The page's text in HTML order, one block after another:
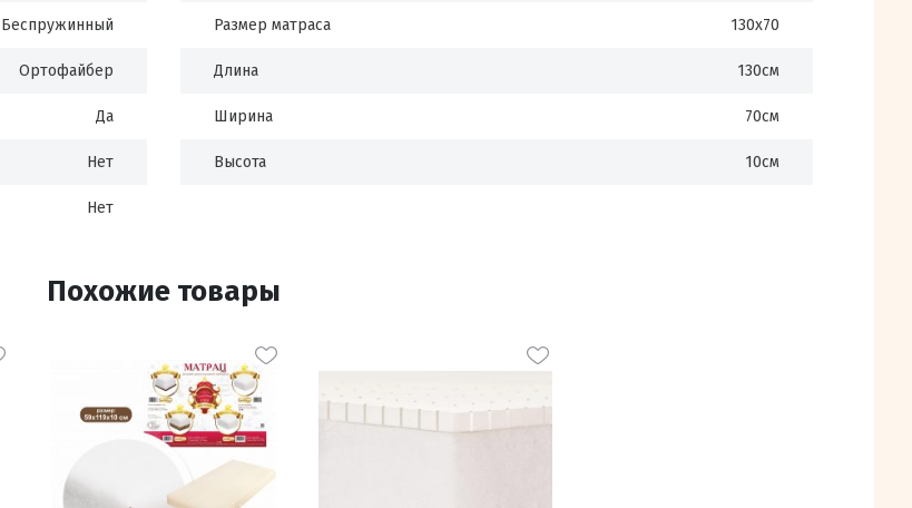
Беспружинный
Ортофайбер
Да
Нет
Нет
Размер матраса 130х70
Длина 130см
Ширина 70см
Высота 10см
Похожие товары